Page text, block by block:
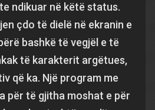
ndikuar në këtë status.
çdo të dielë në ekranin e
bashkë të vegjël e të
të karakterit argëtues,
që ka. Një program me
për të gjitha moshat e për